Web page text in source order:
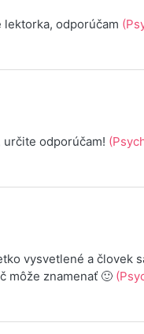
lektorka, odporúčam
určite odporúčam!
vysvetlené a človek
môže znamenať 🙂